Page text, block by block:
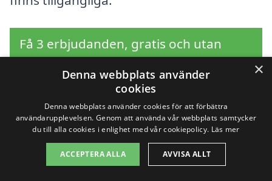
Få 3 erbjudanden, gratis och utan
Sök efter en
professionell för
×
Denna webbplats använder
cookies
Denna webbplats använder cookies för att förbättra
användarupplevelsen. Genom att använda vår webbplats samtycker
du till alla cookies i enlighet med vår cookiepolicy. Läs mer
ACCEPTERA ALLA AVVISA ALLT